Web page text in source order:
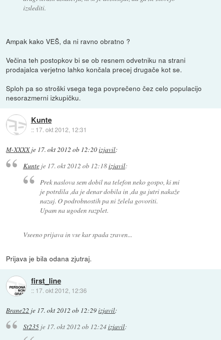
izslediti.
Ampak kako VEŠ, da ni ravno obratno ?
Večina teh postopkov bi se ob resnem odvetniku na strani
prodajalca verjetno lahko končala precej drugače kot se.
Sploh pa so stroški vsega tega povprečeno čez celo populacijo
nesorazmerni izkupičku.
Kunte
:: 17. okt 2012, 12:31
M-XXXXje 17. okt 2012 ob 12:20izjavil:
Kunteje 17. okt 2012 ob 12:18izjavil:
Prek naslova sem dobil na telefon neko gospo, ki mi
je potrdila ,da je denar dobila in ,da ga jutri nakaže
nazaj. O podrobnostih pa ni želela govoriti.
Upam na ugoden razplet.
Vseeno prijava in vse kar spada zraven...
Prijava je bila odana zjutraj.
first_line
:: 17. okt 2012, 12:36
Brane22 je 17. okt 2012 ob 12:29izjavil:
St235je 17. okt 2012 ob 12:24izjavil: